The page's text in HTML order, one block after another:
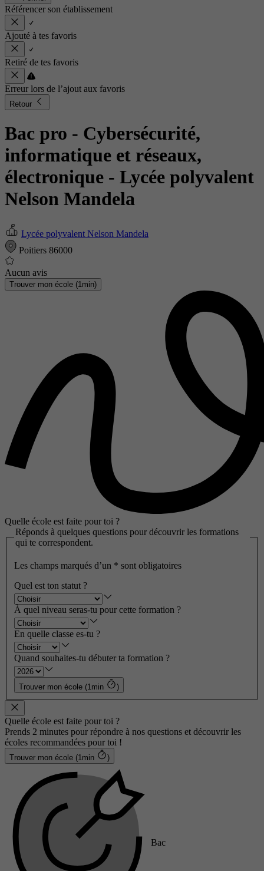
Référencer son établissement
Ajouté à tes favoris
Retiré de tes favoris
Erreur lors de l’ajout aux favoris
Retour
Bac pro - Cybersécurité,
informatique et réseaux,
électronique - Lycée polyvalent
Nelson Mandela
Lycée polyvalent Nelson Mandela
Poitiers 86000
Aucun avis
Trouver mon école (1min)
Quelle école est faite pour toi ?
Réponds à quelques questions pour découvrir les formations
qui te correspondent.
Les champs marqués d’un * sont obligatoires
Quel est ton statut ?
À quel niveau seras-tu pour cette formation ?
En quelle classe es-tu ?
Quand souhaites-tu débuter ta formation ?
Trouver mon école (1min )
Quelle école est faite pour toi ?
Prends 2 minutes pour répondre à nos questions et découvrir les
écoles recommandées pour toi !
Trouver mon école (1min )
Bac